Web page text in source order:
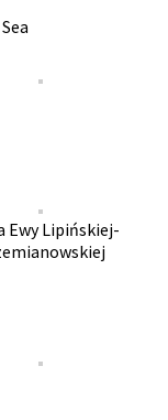
Ewy Lipińskiej-